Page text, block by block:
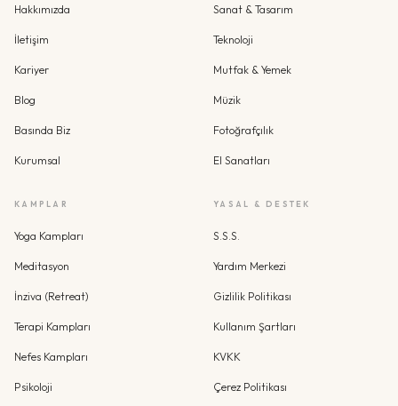
Hakkımızda
İletişim
Kariyer
Blog
Basında Biz
Kurumsal
Sanat & Tasarım
Teknoloji
Mutfak & Yemek
Müzik
Fotoğrafçılık
El Sanatları
KAMPLAR
Yoga Kampları
Meditasyon
İnziva (Retreat)
Terapi Kampları
Nefes Kampları
Psikoloji
YASAL & DESTEK
S.S.S.
Yardım Merkezi
Gizlilik Politikası
Kullanım Şartları
KVKK
Çerez Politikası